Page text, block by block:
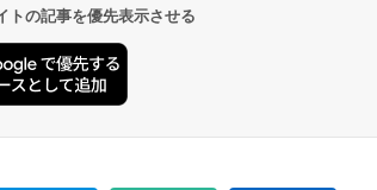
～
～
トの記事を優先表示させる